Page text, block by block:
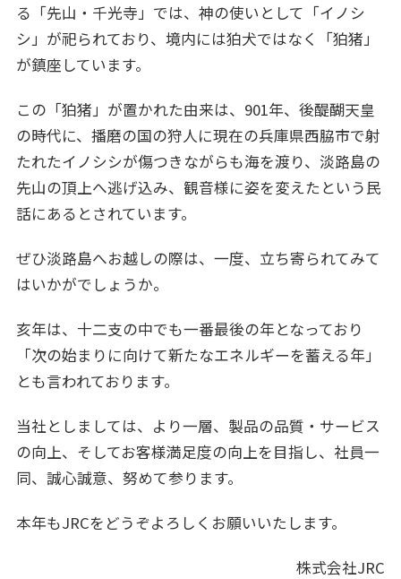
る「先山・千光寺」では、神の使いとして「イノシ
シ」が祀られており、境内には狛犬ではなく「狛猪」
が鎮座しています。
この「狛猪」が置かれた由来は、901年、後醍醐天皇
の時代に、播磨の国の狩人に現在の兵庫県西脇市で射
たれたイノシシが傷つきながらも海を渡り、淡路島の
先山の頂上へ逃げ込み、観音様に姿を変えたという民
話にあるとされています。
ぜひ淡路島へお越しの際は、一度、立ち寄られてみて
はいかがでしょうか。
亥年は、十二支の中でも一番最後の年となっており
「次の始まりに向けて新たなエネルギーを蓄える年」
とも言われております。
当社としましては、より一層、製品の品質・サービス
の向上、そしてお客様満足度の向上を目指し、社員一
同、誠心誠意、努めて参ります。
本年もJRCをどうぞよろしくお願いいたします。
株式会社JRC